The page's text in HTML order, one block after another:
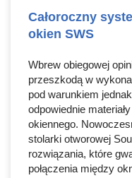
Całoroczny
okien SWS
Wbrew obiegowej
przeszkodą w
pod warunkiem
odpowiednie
okiennego.
stolarki otworowej
rozwiązania, które
połączenia między